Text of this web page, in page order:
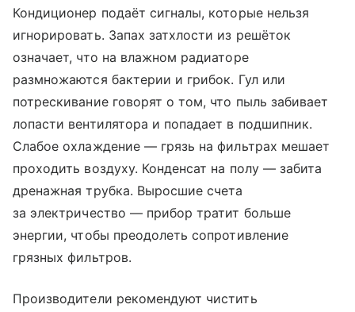
Кондиционер подаёт сигналы, которые нельзя
игнорировать. Запах затхлости из решёток
означает, что на влажном радиаторе
размножаются бактерии и грибок. Гул или
потрескивание говорят о том, что пыль забивает
лопасти вентилятора и попадает в подшипник.
Слабое охлаждение — грязь на фильтрах мешает
проходить воздуху. Конденсат на полу — забита
дренажная трубка. Выросшие счета
за электричество — прибор тратит больше
энергии, чтобы преодолеть сопротивление
грязных фильтров.
Производители рекомендуют чистить